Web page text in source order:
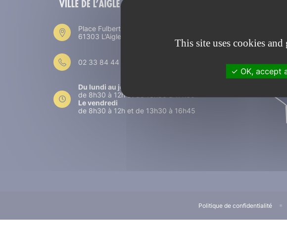
Place Fulbert de Beina
61303 L’Aigle
02 33 84 44 44
Du lundi au jeudi
de 8h30 à 12h et de 13h30 à 17h30
Le vendredi
de 8h30 à 12h et de 13h30 à 16h45
Politique de confidentialité
This site uses cookies
OK, accept